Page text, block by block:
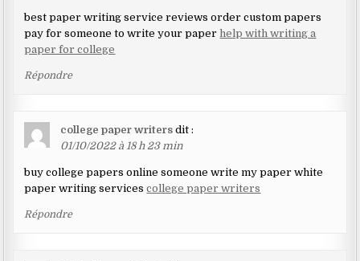
best paper writing service reviews order custom papers
pay for someone to write your paper help with writing a
paper for college
Répondre
college paper writers dit :
01/10/2022 à 18 h 23 min
buy college papers online someone write my paper white
paper writing servicescollege paper writers
Répondre